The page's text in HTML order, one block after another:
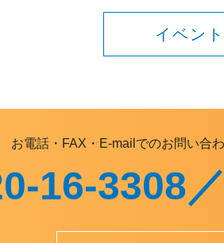
イベン
お電話・FAX・E-mailでのお問い合
16-3308